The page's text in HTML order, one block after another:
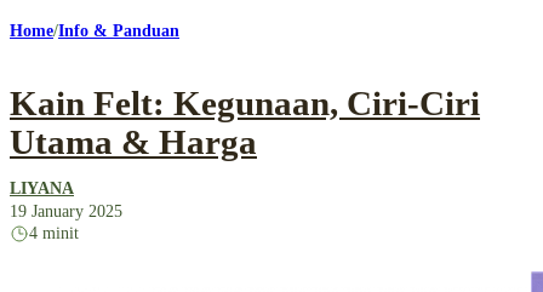
Home Info & Panduan
Kain Felt: Kegunaan, Ciri-Ciri
Utama & Harga
LIYANA
19 January 2025
4 minit